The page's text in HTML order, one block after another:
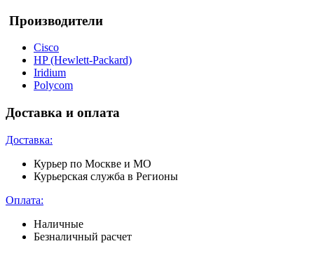
Производители
Cisco
HP (Hewlett-Packard)
Iridium
Polycom
Доставка и оплата
Доставка:
Курьер по Москве и МО
Курьерская служба в Регионы
Оплата:
Наличные
Безналичный расчет